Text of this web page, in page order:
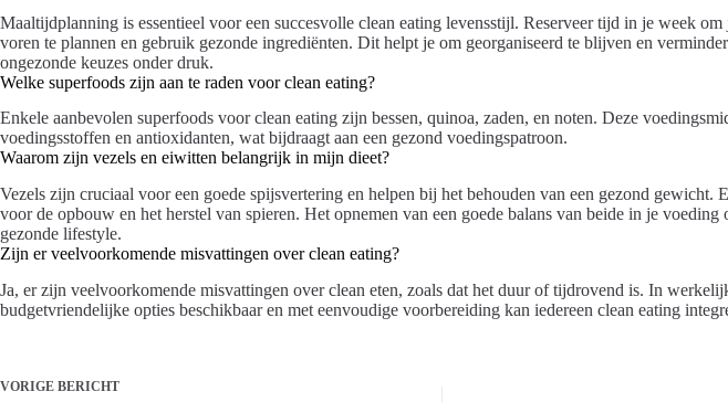
Maaltijdplanning is essentieel voor een succesvolle clean eating levensstijl. Reserveer tijd in je week
voren te plannen en gebruik gezonde ingrediënten. Dit helpt je om georganiseerd te blijven en
ongezonde keuzes onder druk.
Welke superfoods zijn aan te raden voor clean eating?
Enkele aanbevolen superfoods voor clean eating zijn bessen, quinoa, zaden, en noten. Deze
voedingsstoffen en antioxidanten, wat bijdraagt aan een gezond voedingspatroon.
Waarom zijn vezels en eiwitten belangrijk in mijn dieet?
Vezels zijn cruciaal voor een goede spijsvertering en helpen bij het behouden van een gezond gewicht.
voor de opbouw en het herstel van spieren. Het opnemen van een goede balans van beide in je voeding
gezonde lifestyle.
Zijn er veelvoorkomende misvattingen over clean eating?
Ja, er zijn veelvoorkomende misvattingen over clean eten, zoals dat het duur of tijdrovend is. In
budgetvriendelijke opties beschikbaar en met eenvoudige voorbereiding kan iedereen clean eating
VORIGE BERICHT